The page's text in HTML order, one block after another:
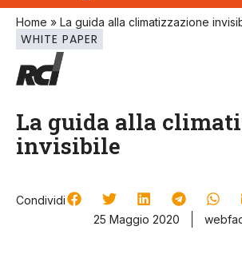
Home » La guida alla climatizzazione
WHITE PAPER
La guida alla
invisibile
Condividi
25 Maggio 2020